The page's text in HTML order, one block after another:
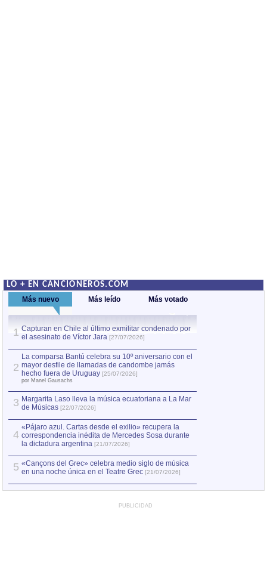
LO + EN CANCIONEROS.COM
Más nuevo Más leído Más votado
1 Capturan en Chile al último exmilitar condenado por
el asesinato de Víctor Jara [27/07/2026]
2
La comparsa Bantú celebra su 10º aniversario con el
mayor desfile de llamadas de candombe jamás
hecho fuera de Uruguay [25/07/2026]
por Manel Gausachs
3 Margarita Laso lleva la música ecuatoriana a La Mar
de Músicas [22/07/2026]
4
«Pájaro azul. Cartas desde el exilio» recupera la
correspondencia inédita de Mercedes Sosa durante
la dictadura argentina [21/07/2026]
5 «Cançons del Grec» celebra medio siglo de música
en una noche única en el Teatre Grec [21/07/2026]
PUBLICIDAD